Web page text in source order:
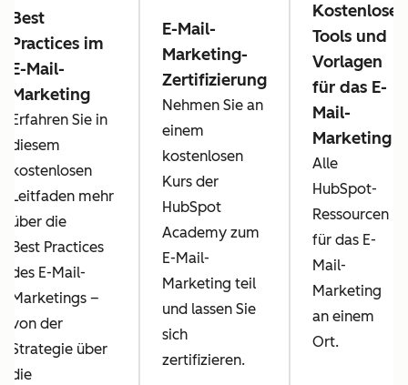
Best
Practices im
E-Mail-
Marketing
Erfahren Sie in
diesem
kostenlosen
Leitfaden mehr
über die
Best Practices
des E-Mail-
Marketings –
von der
Strategie über
die
E-Mail-
Marketing-
Zertifizierung
Nehmen Sie an
einem
kostenlosen
Kurs der
HubSpot
Academy zum
E-Mail-
Marketing teil
und lassen Sie
sich
zertifizieren.
Kostenlose
Tools und
Vorlagen
für das E-
Mail-
Marketing
Alle
HubSpot-
Ressourcen
für das E-
Mail-
Marketing
an einem
Ort.